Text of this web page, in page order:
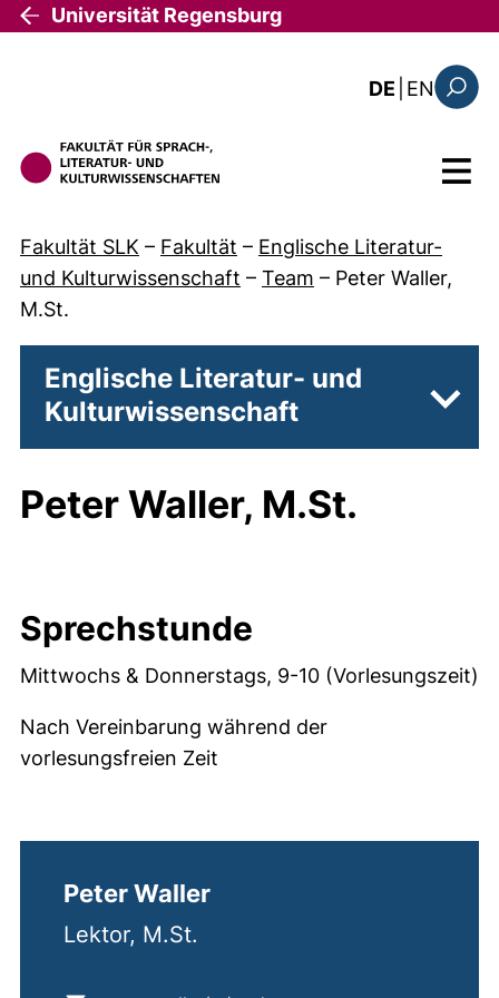
Direkt zum Inhalt
Universität Regensburg
DE EN: this
Menü
Fakultät SLK – Fakultät – Englische Literatur-
und Kulturwissenschaft – Team – Peter Waller,
M.St.
Englische Literatur- und
Kulturwissenschaft
Peter Waller, M.St.
Sprechstunde
Mittwochs & Donnerstags, 9-10 (Vorlesungszeit)
Nach Vereinbarung während der
vorlesungsfreien Zeit
Peter Waller
Lektor, M.St.